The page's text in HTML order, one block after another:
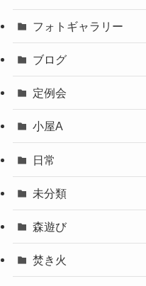
フォトギャラリー
ブログ
定例会
小屋A
日常
未分類
森遊び
焚き火